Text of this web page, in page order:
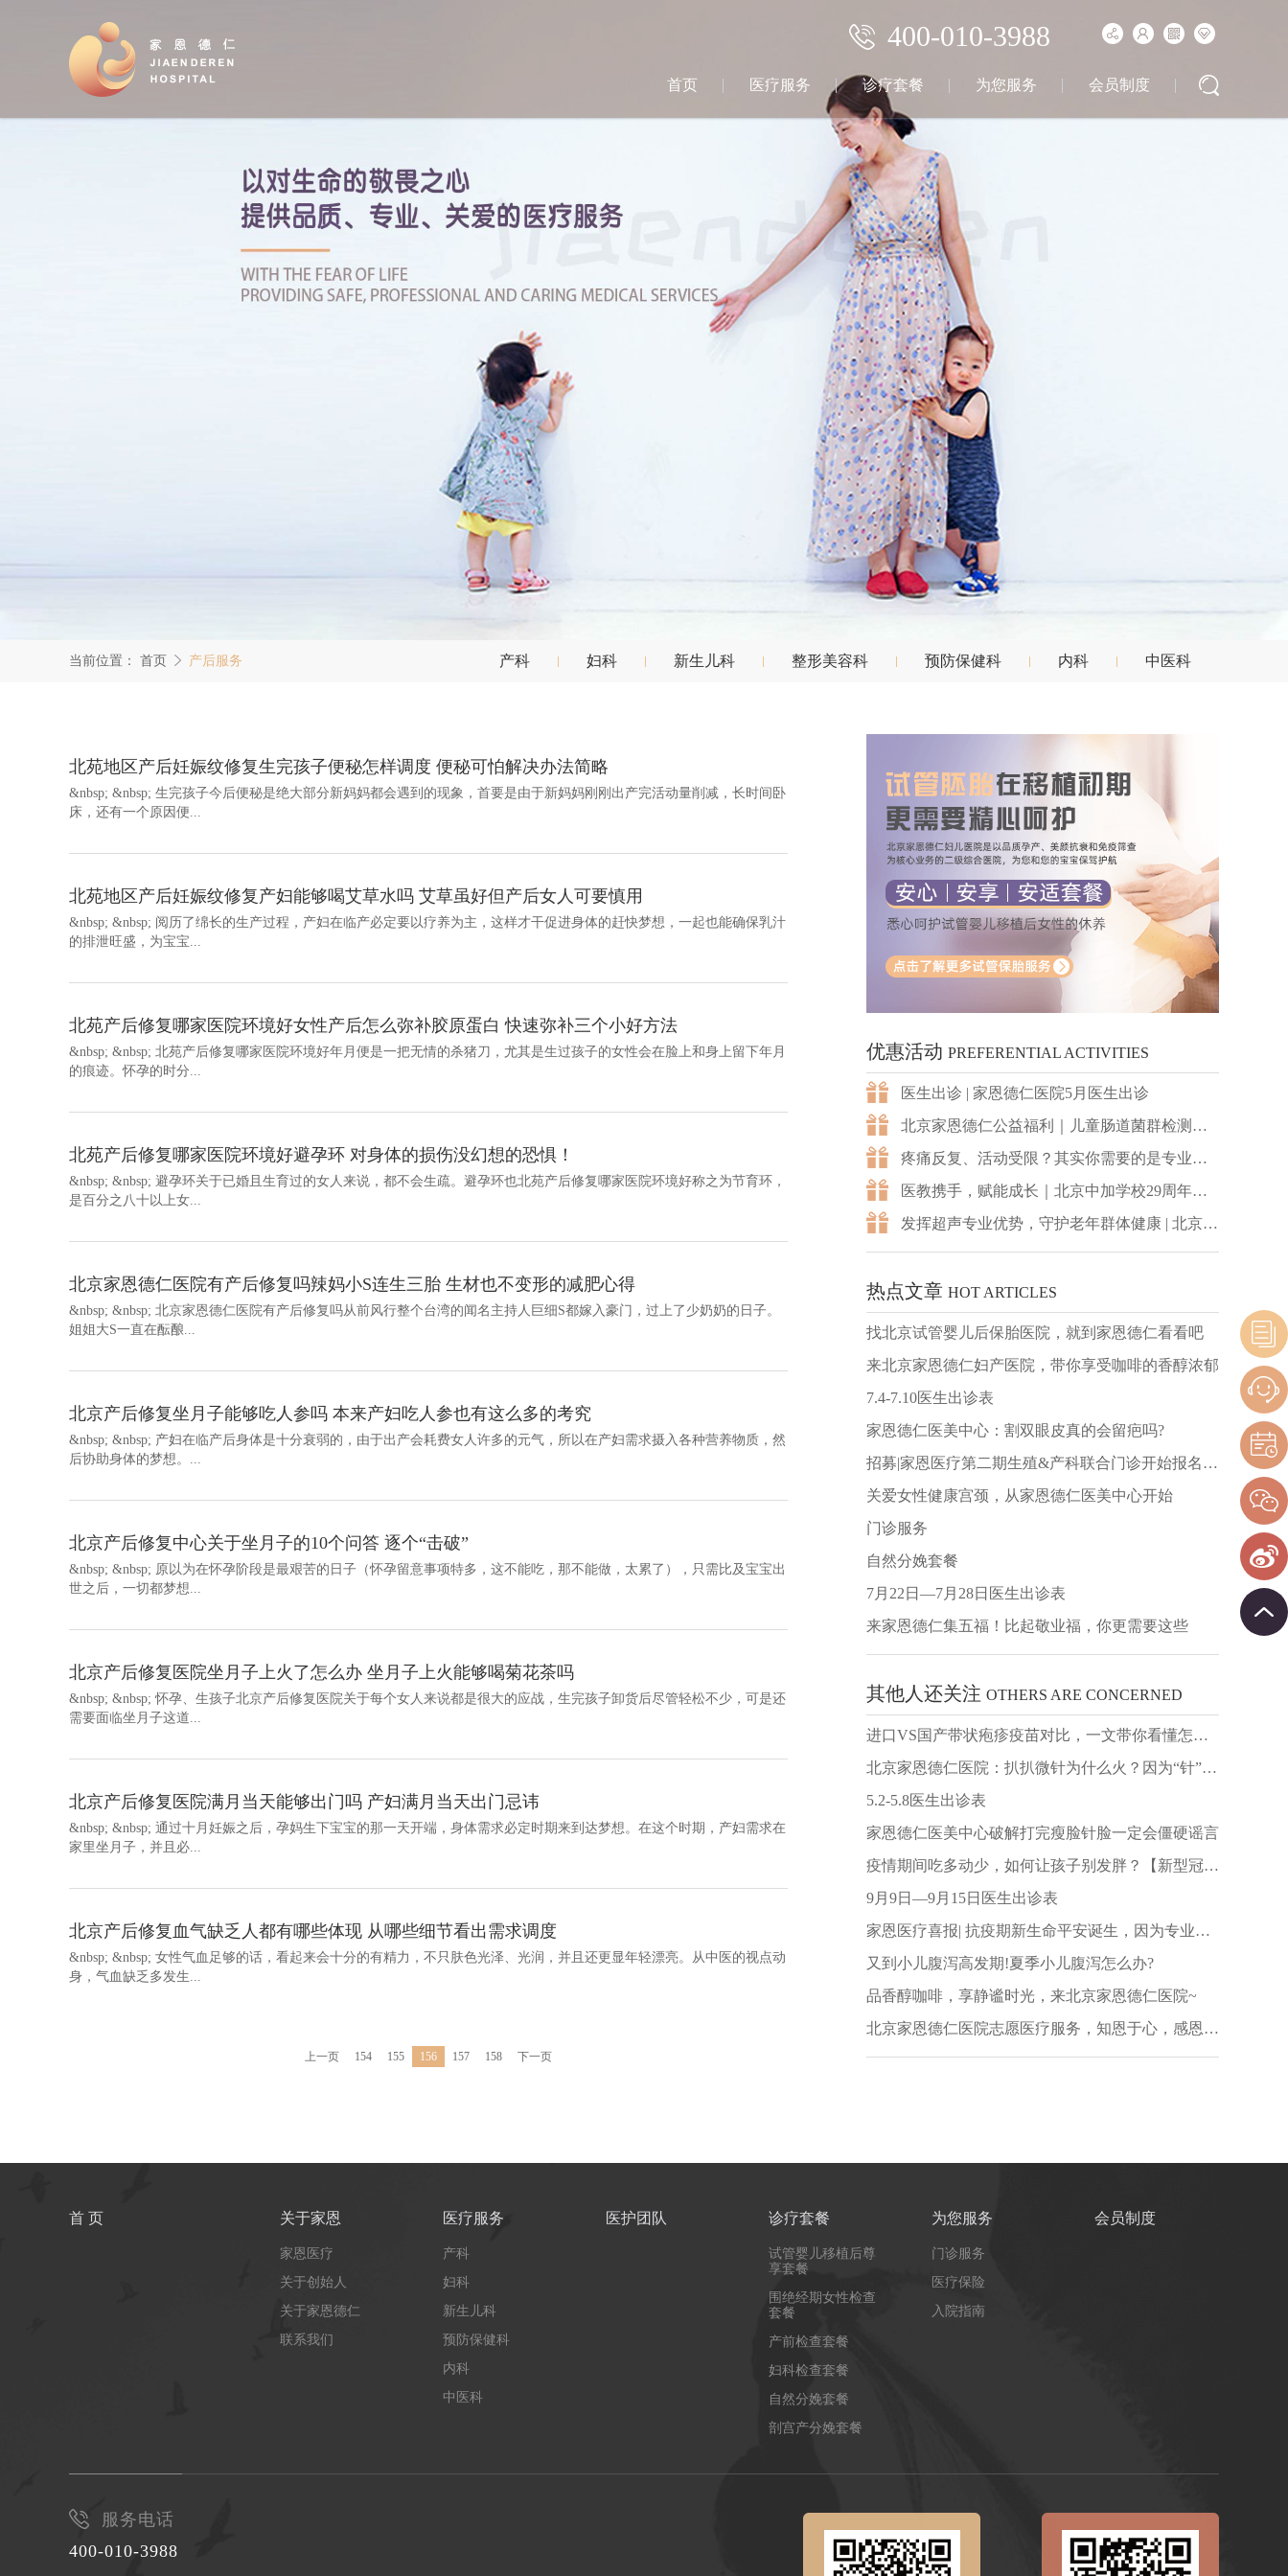
400-010-3988
首页 医疗服务 诊疗套餐 为您服务 会员制度
当前位置： 首页 产后服务 产科 妇科 新生儿科 整形美容科 预防保健科 内科 中医科
北苑地区产后妊娠纹修复生完孩子便秘怎样调度 便秘可怕解决办法简略
&nbsp; &nbsp; 生完孩子今后便秘是绝大部分新妈妈都会遇到的现象，首要是由于新妈妈刚刚出产完活动量削减，长时间卧
床，还有一个原因便...
北苑地区产后妊娠纹修复产妇能够喝艾草水吗 艾草虽好但产后女人可要慎用
&nbsp; &nbsp; 阅历了绵长的生产过程，产妇在临产必定要以疗养为主，这样才干促进身体的赶快梦想，一起也能确保乳汁
的排泄旺盛，为宝宝...
北苑产后修复哪家医院环境好女性产后怎么弥补胶原蛋白 快速弥补三个小好方法
&nbsp; &nbsp; 北苑产后修复哪家医院环境好年月便是一把无情的杀猪刀，尤其是生过孩子的女性会在脸上和身上留下年月
的痕迹。怀孕的时分...
北苑产后修复哪家医院环境好避孕环 对身体的损伤没幻想的恐惧！
&nbsp; &nbsp; 避孕环关于已婚且生育过的女人来说，都不会生疏。避孕环也北苑产后修复哪家医院环境好称之为节育环，
是百分之八十以上女...
北京家恩德仁医院有产后修复吗辣妈小S连生三胎 生材也不变形的减肥心得
&nbsp; &nbsp; 北京家恩德仁医院有产后修复吗从前风行整个台湾的闻名主持人巨细S都嫁入豪门，过上了少奶奶的日子。
姐姐大S一直在酝酿...
北京产后修复坐月子能够吃人参吗 本来产妇吃人参也有这么多的考究
&nbsp; &nbsp; 产妇在临产后身体是十分衰弱的，由于出产会耗费女人许多的元气，所以在产妇需求摄入各种营养物质，然
后协助身体的梦想。...
北京产后修复中心关于坐月子的10个问答 逐个“击破”
&nbsp; &nbsp; 原以为在怀孕阶段是最艰苦的日子（怀孕留意事项特多，这不能吃，那不能做，太累了），只需比及宝宝出
世之后，一切都梦想...
北京产后修复医院坐月子上火了怎么办 坐月子上火能够喝菊花茶吗
&nbsp; &nbsp; 怀孕、生孩子北京产后修复医院关于每个女人来说都是很大的应战，生完孩子卸货后尽管轻松不少，可是还
需要面临坐月子这道...
北京产后修复医院满月当天能够出门吗 产妇满月当天出门忌讳
&nbsp; &nbsp; 通过十月妊娠之后，孕妈生下宝宝的那一天开端，身体需求必定时期来到达梦想。在这个时期，产妇需求在
家里坐月子，并且必...
北京产后修复血气缺乏人都有哪些体现 从哪些细节看出需求调度
&nbsp; &nbsp; 女性气血足够的话，看起来会十分的有精力，不只肤色光泽、光润，并且还更显年轻漂亮。从中医的视点动
身，气血缺乏多发生...
上一页 154 155 156 157 158 下一页
优惠活动 PREFERENTIAL ACTIVITIES
医生出诊 | 家恩德仁医院5月医生出诊
北京家恩德仁公益福利｜儿童肠道菌群检测免费领
疼痛反复、活动受限？其实你需要的是专业康复
医教携手，赋能成长｜北京中加学校29周年校庆，北京家恩医疗与北京加皇国际教育达成战略合作！
发挥超声专业优势，守护老年群体健康 | 北京非公医疗超声专委会救助救援医疗队走进北京汇晨朝来老年公寓
热点文章 HOT ARTICLES
找北京试管婴儿后保胎医院，就到家恩德仁看看吧
来北京家恩德仁妇产医院，带你享受咖啡的香醇浓郁
7.4-7.10医生出诊表
家恩德仁医美中心：割双眼皮真的会留疤吗?
招募|家恩医疗第二期生殖&产科联合门诊开始报名啦!
关爱女性健康宫颈，从家恩德仁医美中心开始
门诊服务
自然分娩套餐
7月22日—7月28日医生出诊表
来家恩德仁集五福！比起敬业福，你更需要这些
其他人还关注 OTHERS ARE CONCERNED
进口VS国产带状疱疹疫苗对比，一文带你看懂怎么选！
北京家恩德仁医院：扒扒微针为什么火？因为“针”的很有效
5.2-5.8医生出诊表
家恩德仁医美中心破解打完瘦脸针脸一定会僵硬谣言
疫情期间吃多动少，如何让孩子别发胖？【新型冠状病毒科普知识】
9月9日—9月15日医生出诊表
家恩医疗喜报| 抗疫期新生命平安诞生，因为专业，值得信赖
又到小儿腹泻高发期!夏季小儿腹泻怎么办?
品香醇咖啡，享静谧时光，来北京家恩德仁医院~
北京家恩德仁医院志愿医疗服务，知恩于心，感恩于行
首 页 关于家恩
家恩医疗
关于创始人
关于家恩德仁
联系我们
医疗服务
产科
妇科
新生儿科
预防保健科
内科
中医科
医护团队 诊疗套餐
试管婴儿移植后尊
享套餐
围绝经期女性检查
套餐
产前检查套餐
妇科检查套餐
自然分娩套餐
剖宫产分娩套餐
为您服务
门诊服务
医疗保险
入院指南
会员制度
服务电话
400-010-3988